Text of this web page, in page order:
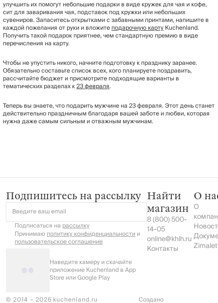
улучшить их помогут небольшие подарки в виде кружек для чая и кофе,
сит для заваривания чая, подставок под кружки или небольших
сувениров. Запаситесь открытками с забавными принтами, напишите в
каждой пожелания от руки и вложитеподарочную картуKuchenland.
Получить такой подарок приятнее, чем стандартную премию в виде
перечисления на карту.
Чтобы не упустить никого, начните подготовку к празднику заранее.
Обязательно составьте список всех, кого планируете поздравить,
рассчитайте бюджет и присмотрите подходящие варианты в
тематических разделах к23 февраля.
Теперь вы знаете, что подарить мужчине на 23 февраля. Этот день станет
действительно праздничным благодаря вашей заботе и любви, которая
нужна даже самым сильным и отважным мужчинам.
Подпишитесь на рассылку
Введите ваш email
Подписаться на рассылку
Принимаюполитику конфиденциальностии
пользовательское соглашение
Наведите камеру и скачайте
приложение Kuchenland в App
Store или Google Play
Найти
магазин
8 (800) 500-
14-05
online@khlh.ru
Контакты
О
О
© 2014 – 2026 kuchenland.ru Создано